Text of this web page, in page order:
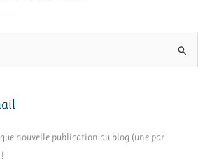
nouvelle publication du blog (une par